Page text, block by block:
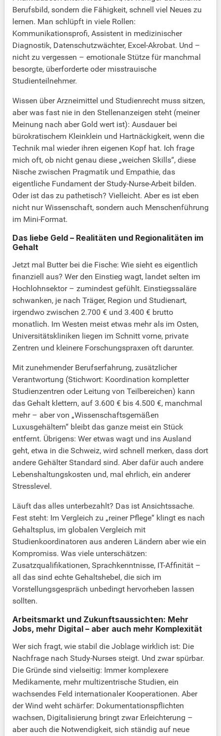
Berufsbild, sondern die Fähigkeit, schnell viel Neues zu
lernen. Man schlüpft in viele Rollen:
Kommunikationsprofi, Assistent in medizinischer
Diagnostik, Datenschutzwächter, Excel-Akrobat. Und –
nicht zu vergessen – emotionale Stütze für manchmal
besorgte, überforderte oder misstrauische
Studienteilnehmer.
Wissen über Arzneimittel und Studienrecht muss sitzen,
aber was fast nie in den Stellenanzeigen steht (meiner
Meinung nach aber Gold wert ist): Ausdauer bei
bürokratischem Kleinklein und Hartnäckigkeit, wenn die
Technik mal wieder ihren eigenen Kopf hat. Ich frage
mich oft, ob nicht genau diese „weichen Skills“, diese
Nische zwischen Pragmatik und Empathie, das
eigentliche Fundament der Study-Nurse-Arbeit bilden.
Oder ist das zu pathetisch? Vielleicht. Aber es ist eben
nicht nur Wissenschaft, sondern auch Menschenführung
im Mini-Format.
Das liebe Geld – Realitäten und Regionalitäten im
Gehalt
Jetzt mal Butter bei die Fische: Wie sieht es eigentlich
finanziell aus? Wer den Einstieg wagt, landet selten im
Hochlohnsektor – zumindest gefühlt. Einstiegssaläre
schwanken, je nach Träger, Region und Studienart,
irgendwo zwischen 2.700 € und 3.400 € brutto
monatlich. Im Westen meist etwas mehr als im Osten,
Universitätskliniken liegen im Schnitt vorne, private
Zentren und kleinere Forschungspraxen oft darunter.
Mit zunehmender Berufserfahrung, zusätzlicher
Verantwortung (Stichwort: Koordination kompletter
Studienzentren oder Leitung von Teilbereichen) kann
das Gehalt klettern, auf 3.600 € bis 4.500 €, manchmal
mehr – aber von „Wissenschaftsgemäßen
Luxusgehältern“ bleibt das ganze meist ein Stück
entfernt. Übrigens: Wer etwas wagt und ins Ausland
geht, etwa in die Schweiz, wird schnell merken, dass dort
andere Gehälter Standard sind. Aber dafür auch andere
Lebenshaltungskosten und, mal ehrlich, ein anderer
Stresslevel.
Läuft das alles unterbezahlt? Das ist Ansichtssache.
Fest steht: Im Vergleich zu „reiner Pflege“ klingt es nach
Gehaltsplus, im globalen Vergleich mit
Studienkoordinatoren aus anderen Ländern aber wie ein
Kompromiss. Was viele unterschätzen:
Zusatzqualifikationen, Sprachkenntnisse, IT-Affinität –
all das sind echte Gehaltshebel, die sich im
Vorstellungsgespräch unbedingt hervorheben lassen
sollten.
Arbeitsmarkt und Zukunftsaussichten: Mehr
Jobs, mehr Digital – aber auch mehr Komplexität
Wer sich fragt, wie stabil die Joblage wirklich ist: Die
Nachfrage nach Study-Nurses steigt. Und zwar spürbar.
Die Gründe sind vielseitig: Immer komplexere
Medikamente, mehr multizentrische Studien, ein
wachsendes Feld internationaler Kooperationen. Aber
der Wind weht schärfer: Dokumentationspflichten
wachsen, Digitalisierung bringt zwar Erleichterung –
aber auch die Notwendigkeit, sich ständig auf neue